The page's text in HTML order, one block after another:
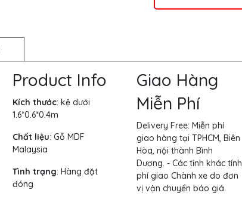
Product Info
Kích thước: kệ dưới
1.6*0.6*0.4m
Chất liệu: Gỗ MDF
Malaysia
Tình trạng: Hàng đặt
đóng
Giao Hàng
Miễn Phí
Delivery Free: Miễn phí
giao hàng tại TPHCM, Biên
Hòa, nội thành Bình
Dương. - Các tỉnh khác tính
phí giao Chành xe do đơn
vị vận chuyển báo giá.